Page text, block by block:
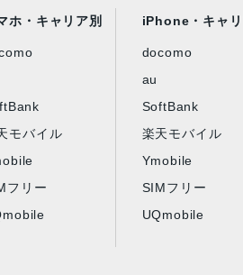
ホ・キャリア別
モバイル
フリー
iPhone・キャリ
docomo
au
SoftBank
楽天モバイル
Ymobile
SIMフリー
UQmobile